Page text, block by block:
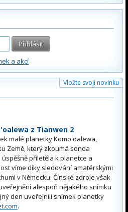
a akcí
Vložte svoji novinku
z Tianwen 2
malé planetky Komo'oalewa,
Země, který zkoumá sonda
přiletěla k planetce a
víme díky sledování amatérskými
v Německu. Čínské zdroje však
alespoň nějakého snímku
den uveřejnili snímek planetky
.